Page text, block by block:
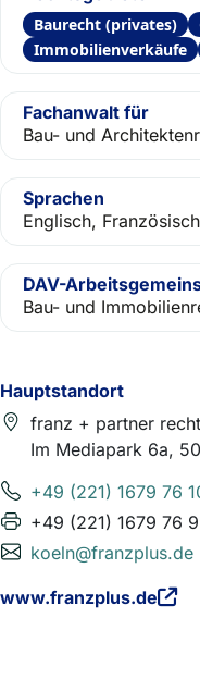
Hauptstandort
franz + partner
Im Mediapark 6a,
+49 (221) 1679 76
+49 (221) 1679 76
koeln@franzplus.de
www.franzplus.de
Baurecht (privates)
Immobilienverkäufe
Fachanwalt für
Bau- und
Sprachen
Englisch, Französisch
DAV-
Bau- und